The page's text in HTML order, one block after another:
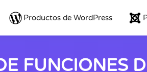
Productos de WordPress
FUNCIONES